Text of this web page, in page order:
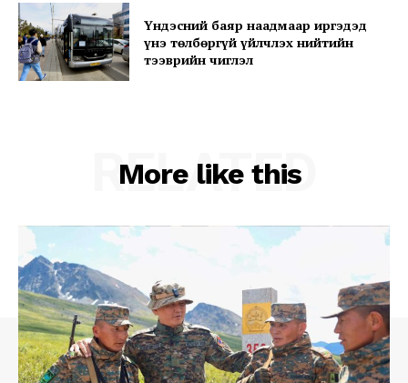
Үндэсний баяр наадмаар иргэдэд
үнэ төлбөргүй үйлчлэх нийтийн
тээврийн чиглэл
More like this
RELATED